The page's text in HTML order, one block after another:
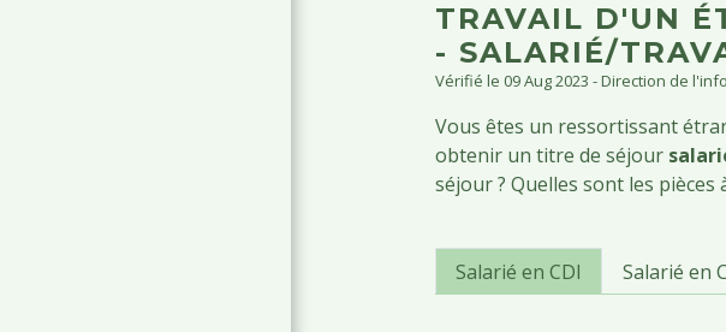
TRAVAIL D'UN
- SALARIÉ/
Vérifié le 09 Aug 2023 - Direction de
Vous êtes un ressortissant
obtenir un titre de séjour
séjour ? Quelles sont les
Salarié en CDI Salarié en